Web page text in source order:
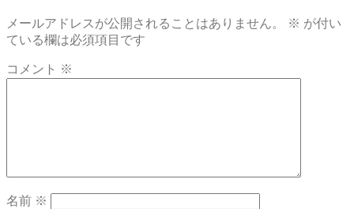
メールアドレスが公開されることはありません。 ※ が付い
ている欄は必須項目です
コメント ※
名前 ※